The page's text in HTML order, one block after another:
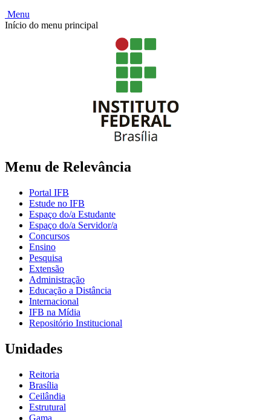
Menu
Início do menu principal
Menu de Relevância
Portal IFB
Estude no IFB
Espaço do/a Estudante
Espaço do/a Servidor/a
Concursos
Ensino
Pesquisa
Extensão
Administração
Educação a Distância
Internacional
IFB na Mídia
Repositório Institucional
Unidades
Reitoria
Brasília
Ceilândia
Estrutural
Gama